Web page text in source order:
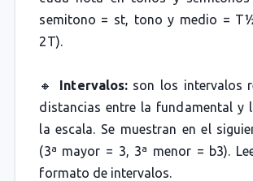
semitono = st, tono y medio =
2T).
🔸 Intervalos:son los intervalos
distancias entre la fundamental y
la escala. Se muestran en el
(3ª mayor = 3, 3ª menor = b3).
formato de intervalos.